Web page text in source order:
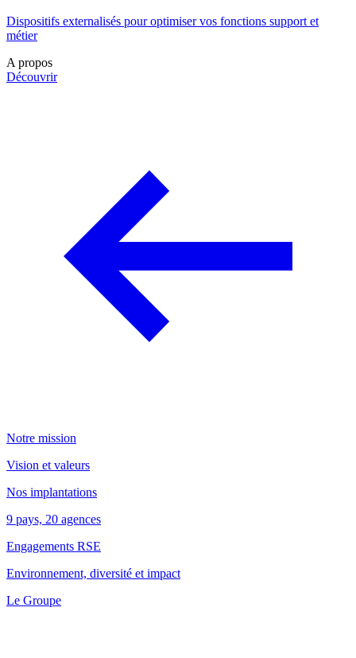
Dispositifs externalisés pour optimiser vos fonctions support et
métier
A propos
Découvrir
Notre mission
Vision et valeurs
Nos implantations
9 pays, 20 agences
Engagements RSE
Environnement, diversité et impact
Le Groupe